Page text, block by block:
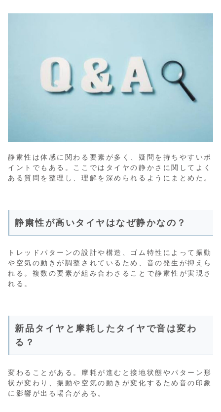
静粛性は体感に関わる要素が多く、疑問を持ちやすいポ
イントでもある。ここではタイヤの静かさに関してよく
ある質問を整理し、理解を深められるようにまとめた。
静粛性が高いタイヤはなぜ静かなの？
トレッドパターンの設計や構造、ゴム特性によって振動
や空気の動きが調整されているため、音の発生が抑えら
れる。複数の要素が組み合わさることで静粛性が実現さ
れる。
新品タイヤと摩耗したタイヤで音は変わ
る？
変わることがある。摩耗が進むと接地状態やパターン形
状が変わり、振動や空気の動きが変化するため音の印象
に影響が出る場合がある。